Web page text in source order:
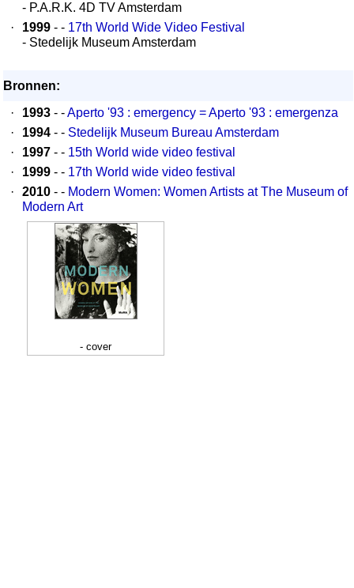
- P.A.R.K. 4D TV Amsterdam
·
1999 - - 17th World Wide Video Festival
- Stedelijk Museum Amsterdam
Bronnen:
·
1993 - -Aperto '93 : emergency = Aperto '93 : emergenza
·
1994 - - Stedelijk Museum Bureau Amsterdam
·
1997 - - 15th World wide video festival
·
1999 - - 17th World wide video festival
·
2010 - - Modern Women: Women Artists at The Museum of
Modern Art
- cover